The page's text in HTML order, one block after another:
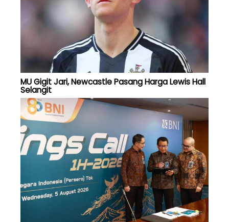
MU Gigit Jari, Newcastle Pasang Harga Lewis Hall
Selangit